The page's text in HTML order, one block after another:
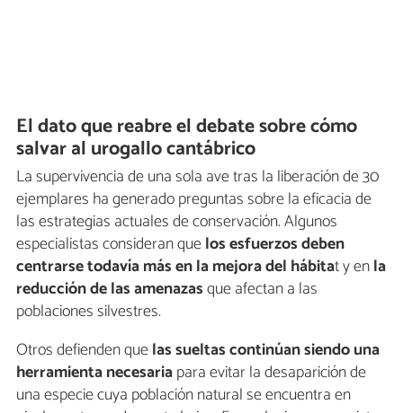
El dato que reabre el debate sobre cómo
salvar al urogallo cantábrico
La supervivencia de una sola ave tras la liberación de 30
ejemplares ha generado preguntas sobre la eficacia de
las estrategias actuales de conservación. Algunos
especialistas consideran quelos esfuerzos deben
centrarse todavía más en la mejora del hábitat y enla
reducción de las amenazasque afectan a las
poblaciones silvestres.
Otros defienden quelas sueltas continúan siendo una
herramienta necesariapara evitar la desaparición de
una especie cuya población natural se encuentra en